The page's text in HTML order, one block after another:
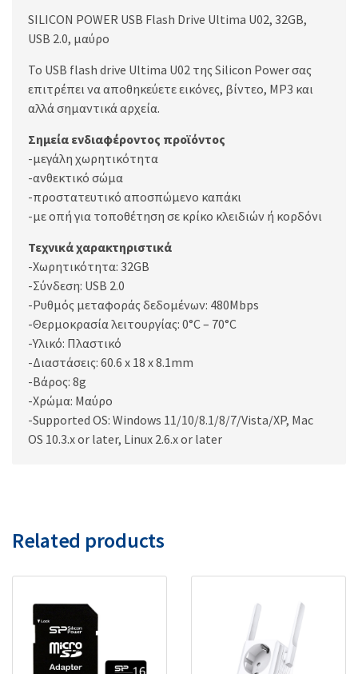
SILICON POWER USB Flash Drive Ultima U02, 32GB,
USB 2.0, μαύρο
Το USB flash drive Ultima U02 της Silicon Power σας
επιτρέπει να αποθηκεύετε εικόνες, βίντεο, MP3 και
αλλά σημαντικά αρχεία.
Σημεία ενδιαφέροντος προϊόντος
-μεγάλη χωρητικότητα
-ανθεκτικό σώμα
-προστατευτικό αποσπώμενο καπάκι
-με οπή για τοποθέτηση σε κρίκο κλειδιών ή κορδόνι
Τεχνικά χαρακτηριστικά
-Χωρητικότητα: 32GB
-Σύνδεση: USB 2.0
-Ρυθμός μεταφοράς δεδομένων: 480Mbps
-Θερμοκρασία λειτουργίας: 0°C – 70°C
-Υλικό: Πλαστικό
-Διαστάσεις: 60.6 x 18 x 8.1mm
-Βάρος: 8g
-Χρώμα: Μαύρο
-Supported OS: Windows 11/10/8.1/8/7/Vista/XP, Mac
OS 10.3.x or later, Linux 2.6.x or later
Related products